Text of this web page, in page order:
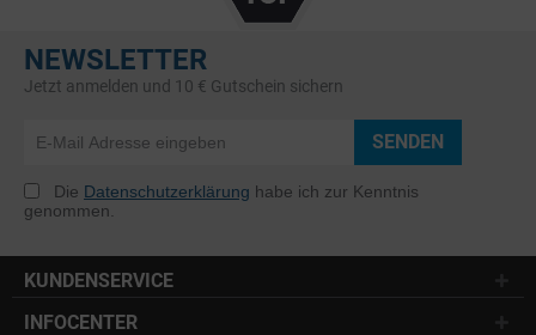
NEWSLETTER
Jetzt anmelden und 10 € Gutschein sichern
SENDEN
Die Datenschutzerklärung habe ich zur Kenntnis
genommen.
KUNDENSERVICE
INFOCENTER